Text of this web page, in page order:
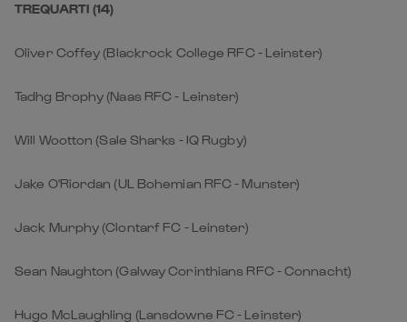
TREQUARTI (14)
Oliver Coffey (Blackrock College RFC - Leinster)
Tadhg Brophy (Naas RFC - Leinster)
Will Wootton (Sale Sharks - IQ Rugby)
Jake O'Riordan (UL Bohemian RFC - Munster)
Jack Murphy (Clontarf FC - Leinster)
Sean Naughton (Galway Corinthians RFC - Connacht)
Hugo McLaughling (Lansdowne FC - Leinster)